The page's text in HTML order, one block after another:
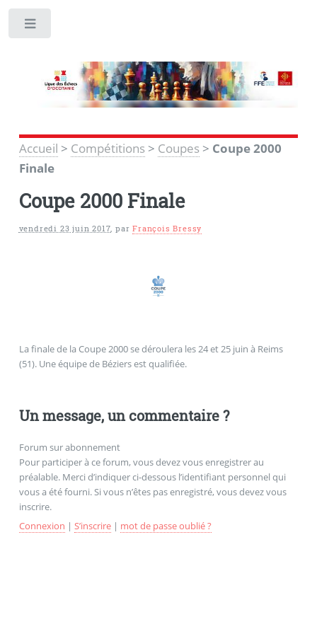
Accueil > Compétitions> Coupes> Coupe 2000
Finale
Coupe 2000 Finale
vendredi 23 juin 2017,parFrançois Bressy
La finale de la Coupe 2000 se déroulera les 24 et 25 juin à Reims
(51). Une équipe de Béziers est qualifiée.
Un message, un commentaire ?
Forum sur abonnement
Pour participer à ce forum, vous devez vous enregistrer au
préalable. Merci d’indiquer ci-dessous l’identifiant personnel qui
vous a été fourni. Si vous n’êtes pas enregistré, vous devez vous
inscrire.
Connexion | S’inscrire| mot de passe oublié ?